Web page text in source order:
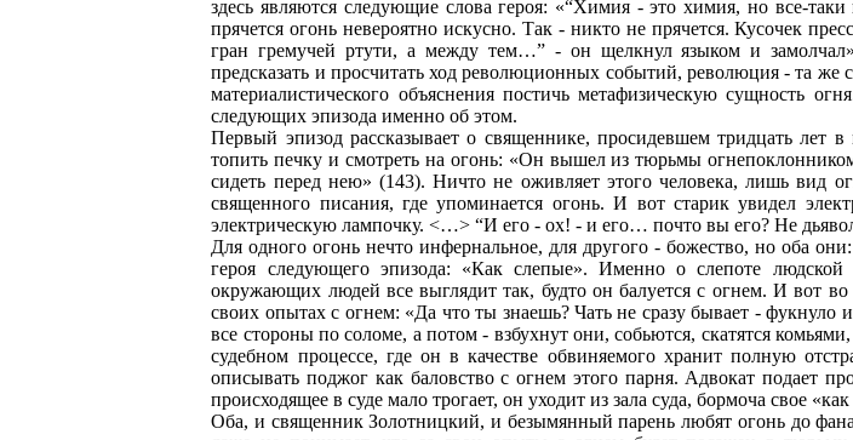
здесь являются следующие слова героя: «“Химия - это химия, но все-
прячется огонь невероятно искусно. Так - никто не прячется. Кусочек
гран гремучей ртути, а между тем…” - он щелкнул языком и
предсказать и просчитать ход революционных событий, революция - та
материалистического объяснения постичь метафизическую сущность
следующих эпизода именно об этом.
Первый эпизод рассказывает о священнике, просидевшем тридцать лет
топить печку и смотреть на огонь: «Он вышел из тюрьмы
сидеть перед нею» (143). Ничто не оживляет этого человека, лишь вид
священного писания, где упоминается огонь. И вот старик увидел
электрическую лампочку. <…> “И его - ох! - и его… почто вы его? Не
Для одного огонь нечто инфернальное, для другого - божество, но оба
героя следующего эпизода: «Как слепые». Именно о слепоте
окружающих людей все выглядит так, будто он балуется с огнем. И вот во
своих опытах с огнем: «Да что ты знаешь? Чать не сразу бывает -
все стороны по соломе, а потом - взбухнут они, собьются, скатятся
судебном процессе, где он в качестве обвиняемого хранит полную
описывать поджог как баловство с огнем этого парня. Адвокат подает
происходящее в суде мало трогает, он уходит из зала суда, бормоча свое
Оба, и священник Золотницкий, и безымянный парень любят огонь до